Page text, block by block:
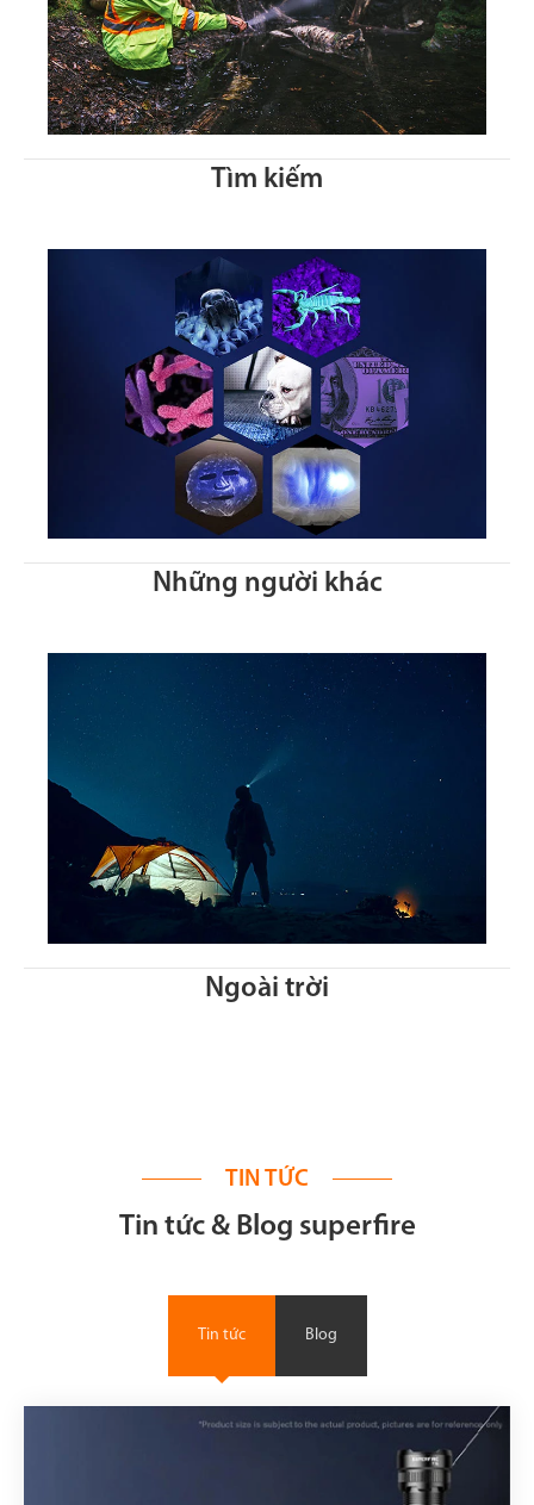
Tìm kiếm
Những người khác
Ngoài trời
TIN TỨC
Tin tức & Blog superfire
Tin tức Blog